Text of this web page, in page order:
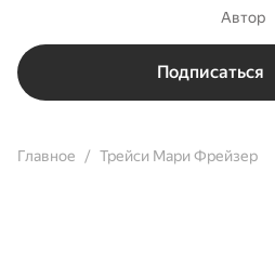
Автор
Подписаться
Главное Трейси Мари Фрейзер